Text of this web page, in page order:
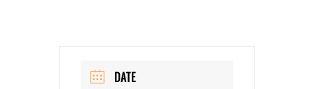
DATE